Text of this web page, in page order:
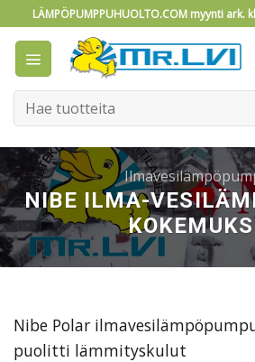
to
content
LÄMPÖPUMPPUHUOLTO.COM myynti ark.
Etsi:
NIBE ILMA-
Nibe Polar
puolitti lämmityskulut